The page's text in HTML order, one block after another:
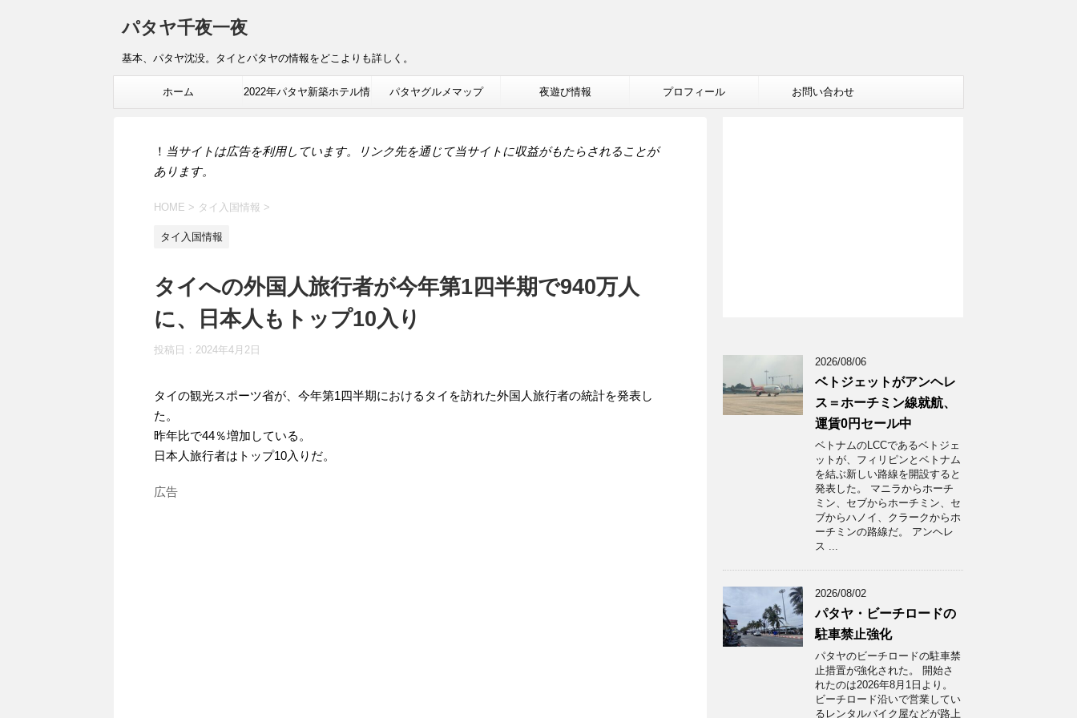
パタヤ千夜一夜
基本、パタヤ沈没。タイとパタヤの情報をどこよりも詳しく。
ホーム 2022年パタヤ新築ホテル情 パタヤグルメマップ 夜遊び情報 プロフィール お問い合わせ
！ 当サイトは広告を利用しています。リンク先を通じて当サイトに収益がもたらされることが
あります。
HOME > タイ入国情報 >
タイ入国情報
タイへの外国人旅行者が今年第1四半期で940万人
に、日本人もトップ10入り
投稿日： 2024年4月2日
タイの観光スポーツ省が、今年第1四半期におけるタイを訪れた外国人旅行者の統計を発表し
た。
昨年比で44％増加している。
日本人旅行者はトップ10入りだ。
広告
2026/08/06
ベトジェットがアンヘレ
ス＝ホーチミン線就航、
運賃0円セール中
ベトナムのLCCであるベトジェ
ットが、フィリピンとベトナム
を結ぶ新しい路線を開設すると
発表した。 マニラからホーチ
ミン、セブからホーチミン、セ
ブからハノイ、クラークからホ
ーチミンの路線だ。 アンヘレ
ス ...
2026/08/02
パタヤ・ビーチロードの
駐車禁止強化
パタヤのビーチロードの駐車禁
止措置が強化された。 開始さ
れたのは2026年8月1日より。
ビーチロード沿いで営業してい
るレンタルバイク屋などが路上